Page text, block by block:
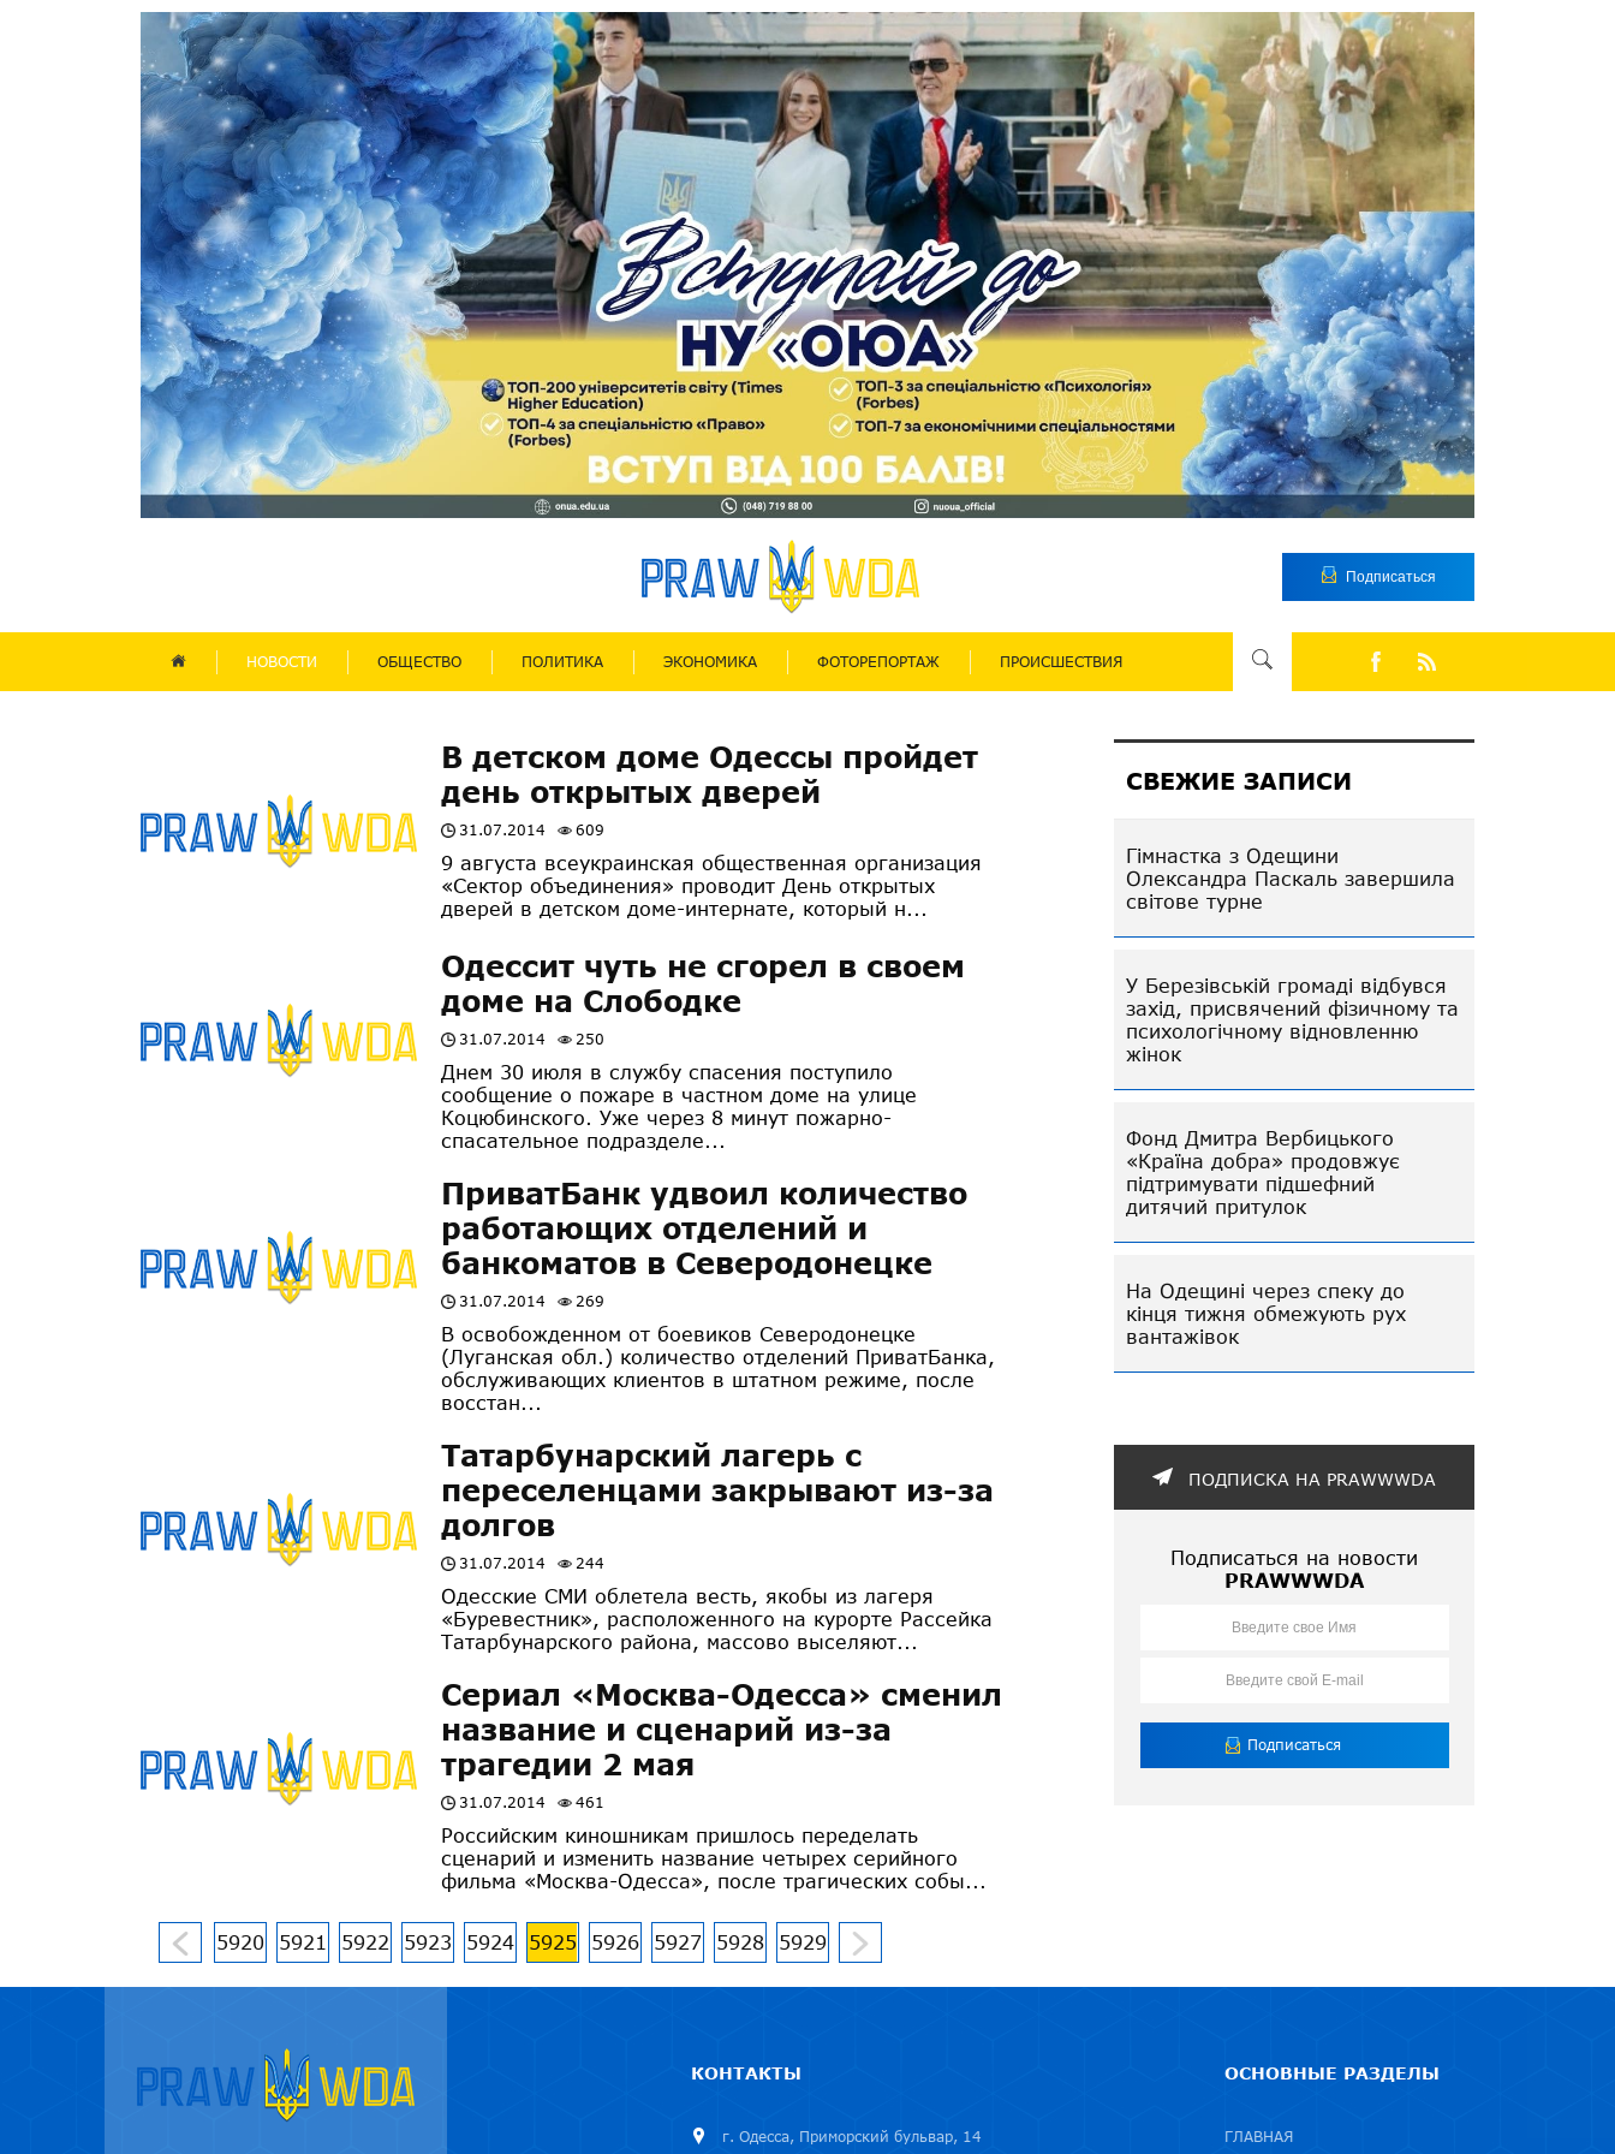
Подписаться
НОВОСТИ ОБЩЕСТВО ПОЛИТИКА ЭКОНОМИКА ФОТОРЕПОРТАЖ ПРОИСШЕСТВИЯ
В детском доме Одессы пройдет
день открытых дверей
31.07.2014 609
9 августа всеукраинская общественная организация
«Сектор объединения» проводит День открытых
дверей в детском доме-интернате, который н...
Одессит чуть не сгорел в своем
доме на Слободке
31.07.2014 250
Днем 30 июля в службу спасения поступило
сообщение о пожаре в частном доме на улице
Коцюбинского. Уже через 8 минут пожарно-
спасательное подразделе...
ПриватБанк удвоил количество
работающих отделений и
банкоматов в Северодонецке
31.07.2014 269
В освобожденном от боевиков Северодонецке
(Луганская обл.) количество отделений ПриватБанка,
обслуживающих клиентов в штатном режиме, после
восстан...
Татарбунарский лагерь с
переселенцами закрывают из-за
долгов
31.07.2014 244
Одесские СМИ облетела весть, якобы из лагеря
«Буревестник», расположенного на курорте Рассейка
Татарбунарского района, массово выселяют...
Сериал «Москва-Одесса» сменил
название и сценарий из-за
трагедии 2 мая
31.07.2014 461
Российским киношникам пришлось переделать
сценарий и изменить название четырех серийного
фильма «Москва-Одесса», после трагических собы...
5920 5921 5922 5923 5924 5925 5926 5927 5928 5929
СВЕЖИЕ ЗАПИСИ
Гімнастка з Одещини
Олександра Паскаль завершила
світове турне
У Березівській громаді відбувся
захід, присвячений фізичному та
психологічному відновленню
жінок
Фонд Дмитра Вербицького
«Країна добра» продовжує
підтримувати підшефний
дитячий притулок
На Одещині через спеку до
кінця тижня обмежують рух
вантажівок
ПОДПИСКА НА PRAWWWDA
Подписаться на новости
PRAWWWDA
КОНТАКТЫ
г. Одесса, Приморский бульвар, 14
ОСНОВНЫЕ РАЗДЕЛЫ
ГЛАВНАЯ